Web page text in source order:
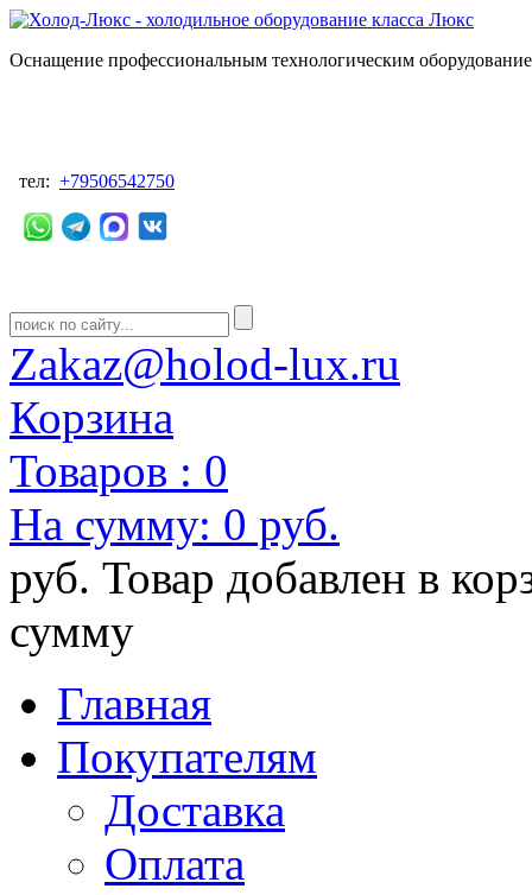
Оснащение профессиональным технологическим
тел: +79506542750
Zakaz@holod-lux.ru
Корзина
Товаров : 0
На сумму: 0 руб.
руб. Товар добавлен в
сумму
Главная
Покупателям
Доставка
Оплата